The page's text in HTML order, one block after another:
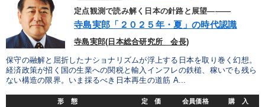
定点観測で読み解く日本の針路と展望―――
寺島実郎「２０２５年・夏」の時代認識
寺島実郎(日本総合研究所 会長)
保守の融解と屈折したナショナリズムが浮上する日本を取り巻く幻想。
経済政策が招く国の生業への関税と輸入インフレの鉄槌、稼いでも残ら
ない構造の限界。いま採るべき日本再生の道筋 A...
形 態 定 価 会員価格 購 入